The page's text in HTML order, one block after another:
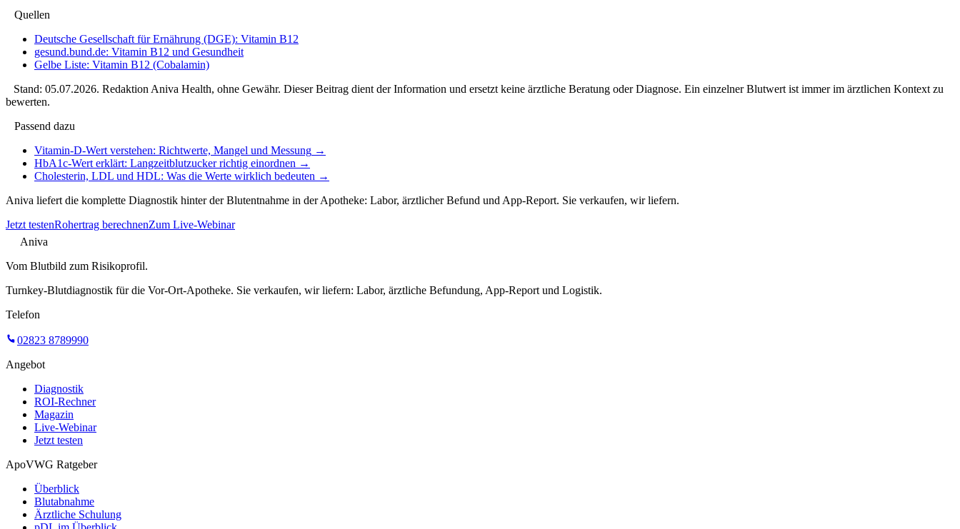
Quellen
Deutsche Gesellschaft für Ernährung (DGE): Vitamin B12
gesund.bund.de: Vitamin B12 und Gesundheit
Gelbe Liste: Vitamin B12 (Cobalamin)
Stand: 05.07.2026. Redaktion Aniva Health, ohne Gewähr. Dieser Beitrag dient der Information und ersetzt keine ärztliche Beratung oder Diagnose. Ein einzelner Blutwert ist immer im ärztlichen Kontext zu
bewerten.
Passend dazu
Vitamin-D-Wert verstehen: Richtwerte, Mangel und Messung →
HbA1c-Wert erklärt: Langzeitblutzucker richtig einordnen →
Cholesterin, LDL und HDL: Was die Werte wirklich bedeuten →
Aniva liefert die komplette Diagnostik hinter der Blutentnahme in der Apotheke: Labor, ärztlicher Befund und App-Report. Sie verkaufen, wir liefern.
Jetzt testenRohertrag berechnenZum Live-Webinar
Aniva
Vom Blutbild zum Risikoprofil.
Turnkey-Blutdiagnostik für die Vor-Ort-Apotheke. Sie verkaufen, wir liefern: Labor, ärztliche Befundung, App-Report und Logistik.
Telefon
02823 8789990
Angebot
Diagnostik
ROI-Rechner
Magazin
Live-Webinar
Jetzt testen
ApoVWG Ratgeber
Überblick
Blutabnahme
Ärztliche Schulung